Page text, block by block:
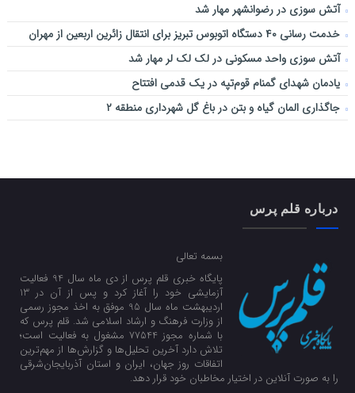
آتش سوزی در رضوانشهر مهار شد
خدمت رسانی ۴۰ دستگاه اتوبوس تبریز برای انتقال زائرین اربعین از مهران
آتش سوزی واحد مسکونی در لک لک لر مهار شد
یادمان شهدای گمنام قوم‌تپه در یک قدمی افتتاح
جاگذاری المان گیاه و بتن در باغ گل شهرداری منطقه ۲
درباره قلم پرس
بسمه تعالی
پایگاه خبری قلم پرس از دی ماه سال 94 فعالیت
آزمایشی خود را آغاز کرد و پس از آن در 13
اردیبهشت ماه سال 95 موفق به اخذ مجوز رسمی
از وزارت فرهنگ و ارشاد اسلامی شد. قلم پرس که
با شماره مجوز 77544 مشغول به فعالیت است؛
تلاش دارد آخرین تحلیل‌ها و گزارش‌ها از مهم‌ترین
اتفاقات روز جهان، ایران و استان آذربایجان‌شرقی
را به صورت آنلاین در اختیار مخاطبان خود قرار دهد.